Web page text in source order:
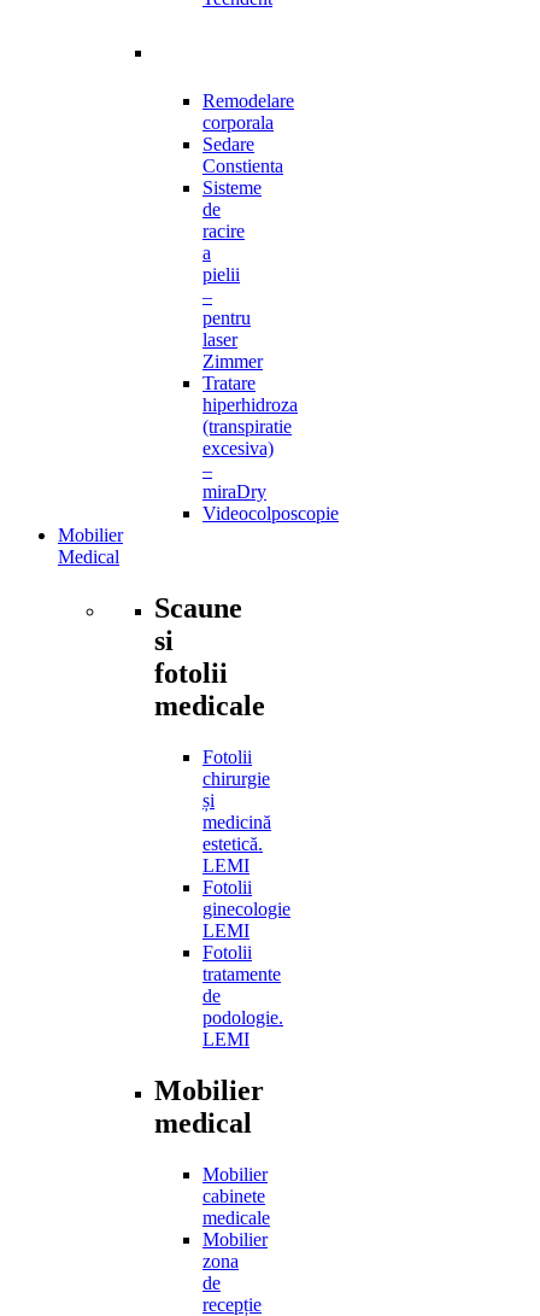
Remodelare
corporala
Sedare
Constienta
Sisteme
de
racire
a
pielii
–
pentru
laser
Zimmer
Tratare
hiperhidroza
(transpiratie
excesiva)
–
miraDry
Videocolposcopie
Mobilier
Medical
Scaune
si
fotolii
medicale
Fotolii
chirurgie
și
medicină
estetică.
LEMI
Fotolii
ginecologie
LEMI
Fotolii
tratamente
de
podologie.
LEMI
Mobilier
medical
Mobilier
cabinete
medicale
Mobilier
zona
de
recepție